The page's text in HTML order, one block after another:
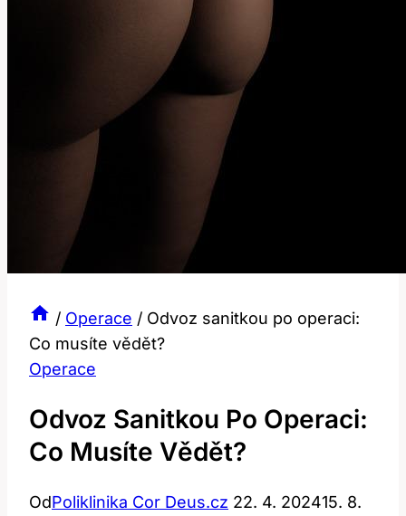
/ Operace / Odvoz sanitkou po operaci:
Co musíte vědět?
Operace
Odvoz Sanitkou Po Operaci:
Co Musíte Vědět?
OdPoliklinika Cor Deus.cz 22. 4. 202415. 8.